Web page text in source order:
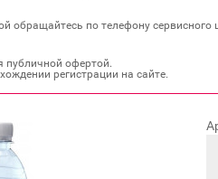
обращайтесь по телефону сервисного
публичной офертой.
регистрации на сайте.